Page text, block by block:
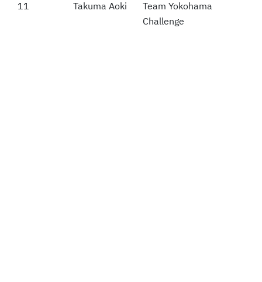
11 Takuma Aoki
Team Yokohama
Challenge
11